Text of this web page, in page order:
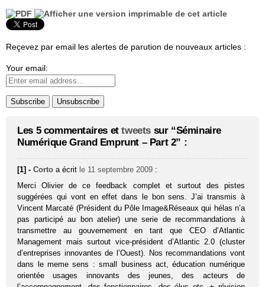
Reçevez par email les alertes de parution de nouveaux articles :
Your email:
Les 5 commentaires ettweets sur “Séminaire
Numérique Grand Emprunt – Part 2” :
[1] -Corto a écrit le 11 septembre 2009 :
Merci Olivier de ce feedback complet et surtout des pistes
suggérées qui vont en effet dans le bon sens. J’ai transmis à
Vincent Marcaté (Président du Pôle Image&Réseaux qui hélas n’a
pas participé au bon atelier) une serie de recommandations à
transmettre au gouvernement en tant que CEO d’Atlantic
Management mais surtout vice-président d’Atlantic 2.0 (cluster
d’entreprises innovantes de l’Ouest). Nos recommandations vont
dans le meme sens : small business act, éducation numérique
orientée usages innovants des jeunes, des acteurs de